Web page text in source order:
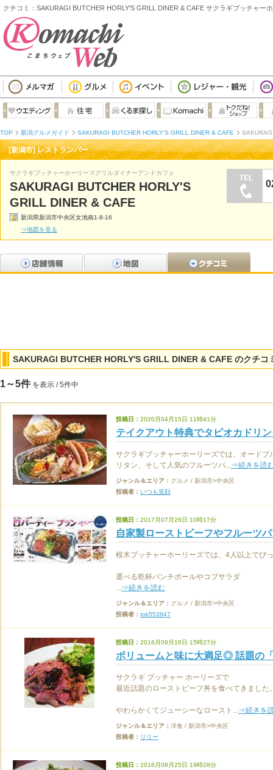
クチコミ：SAKURAGI BUTCHER HORLY'S GRILL DINER & CAFE サクラギブッチャ
TOP 新潟グルメガイド SAKURAGI BUTCHER HORLY'S GRILL DINER & CAFE
[新潟市] レストランバー
サクラギブッチャーホーリーズグリルダイナーアンドカフェ
SAKURAGI BUTCHER HORLY'S
GRILL DINER & CAFE
新潟県新潟市中央区女池南1-8-16
⇒地図を見る
SAKURAGI BUTCHER HORLY'S GRILL DINER & CAFE のクチコ
1～5件 を表示 / 5件中
投稿日： 2020月04月15日 11時41分
テイクアウト特典でタピオカドリ
サクラギブッチャーホーリーズでは、オード
リタン、そして人気のフルーツパ...⇒続きを読
ジャンル＆エリア： グルメ / 新潟市>中央区
投稿者： いつも笑顔
投稿日： 2017月07月26日 10時17分
自家製ローストビーフやフルーツ
桜木ブッチャーホーリーズでは、4人以上でぴ
選べる乾杯パンチボールやコブサラダ
...⇒続きを読む
ジャンル＆エリア： グルメ / 新潟市>中央区
投稿者： tok553947
投稿日： 2016月09月16日 15時27分
ボリュームと味に大満足◎ 話題の
サクラギ ブッチャー ホーリーズで
最近話題のローストビーフ丼を食べてきました
やわらかくてジューシーなロースト...⇒続きを
ジャンル＆エリア： 洋食 / 新潟市>中央区
投稿者： リリー
投稿日： 2016月08月25日 19時28分